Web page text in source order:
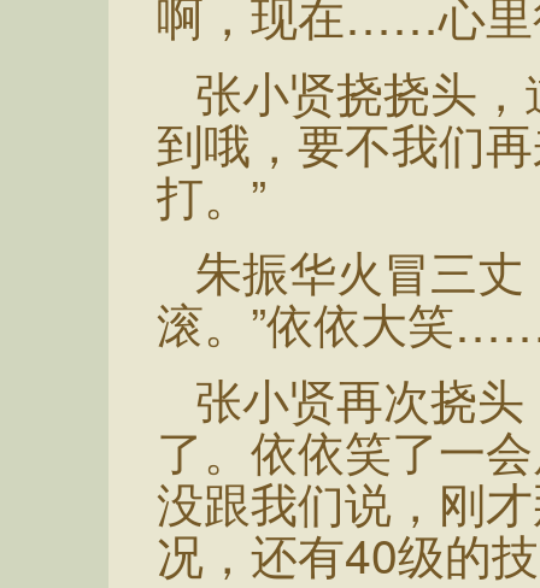
啊，现在……心里
张小贤挠挠头
到哦，要不我们
打。”
朱振华火冒三
滚。”依依大笑
张小贤再次挠
了。依依笑了一
没跟我们说，刚
况，还有40级的